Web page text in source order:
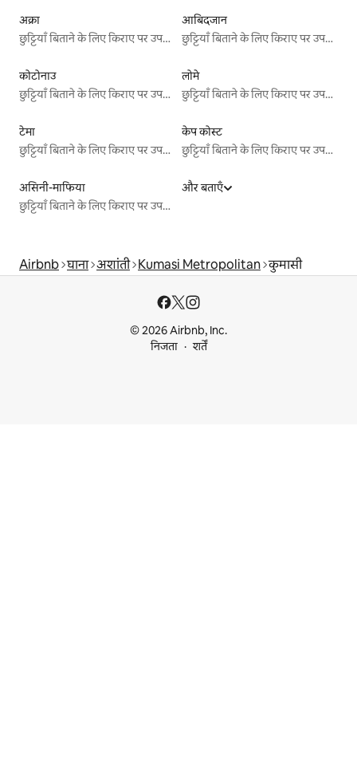
अक्रा
छुट्टियाँ बिताने के लिए किराए पर उपलब्ध जगहें
आबिदजान
छुट्टियाँ बिताने के लिए किराए पर उपलब्ध जगहें
कोटोनाउ
छुट्टियाँ बिताने के लिए किराए पर उपलब्ध जगहें
लोमे
छुट्टियाँ बिताने के लिए किराए पर उपलब्ध जगहें
टेमा
छुट्टियाँ बिताने के लिए किराए पर उपलब्ध जगहें
केप कोस्ट
छुट्टियाँ बिताने के लिए किराए पर उपलब्ध जगहें
असिनी-माफिया
छुट्टियाँ बिताने के लिए किराए पर उपलब्ध जगहें
और बताएँ
Airbnb घाना अशांती Kumasi Metropolitan कुमासी
© 2026 Airbnb, Inc.
निजता
शर्तें